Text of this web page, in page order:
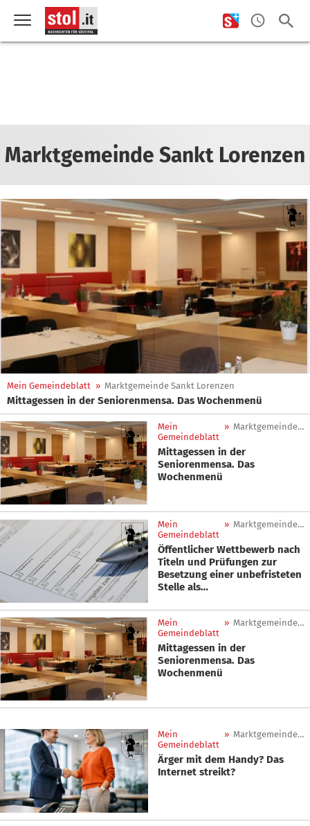
Marktgemeinde Sankt Lorenzen
Mein Gemeindeblatt » Marktgemeinde Sankt Lorenzen
Mittagessen in der Seniorenmensa. Das Wochenmenü
Mein
Gemeindeblatt
» Marktgemeinde Sankt Lorenzen
Mittagessen in der
Seniorenmensa. Das
Wochenmenü
Mein
Gemeindeblatt
» Marktgemeinde Sankt Lorenzen
Öffentlicher Wettbewerb nach
Titeln und Prüfungen zur
Besetzung einer unbefristeten
Stelle als
(Berufsbild 43 - 6.FE)
Mein
Gemeindeblatt
» Marktgemeinde Sankt Lorenzen
Mittagessen in der
Seniorenmensa. Das
Wochenmenü
Mein
Gemeindeblatt
» Marktgemeinde Sankt Lorenzen
Ärger mit dem Handy? Das
Internet streikt?